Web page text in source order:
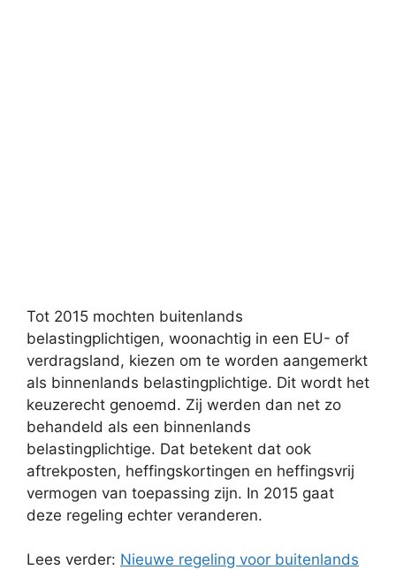
Tot 2015 mochten buitenlands
belastingplichtigen, woonachtig in een EU- of
verdragsland, kiezen om te worden aangemerkt
als binnenlands belastingplichtige. Dit wordt het
keuzerecht genoemd. Zij werden dan net zo
behandeld als een binnenlands
belastingplichtige. Dat betekent dat ook
aftrekposten, heffingskortingen en heffingsvrij
vermogen van toepassing zijn. In 2015 gaat
deze regeling echter veranderen.
Lees verder: Nieuwe regeling voor buitenlands